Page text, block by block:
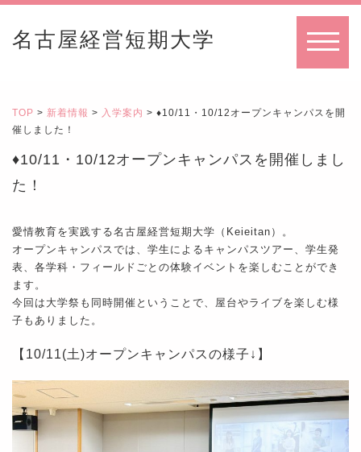
名古屋経営短期大学
TOP > 新着情報 > 入学案内 > ♦10/11・10/12オープンキャンパスを開
催しました！
♦10/11・10/12オープンキャンパスを開催しまし
た！
愛情教育を実践する名古屋経営短期大学（Keieitan）。
オープンキャンパスでは、学生によるキャンパスツアー、学生発
表、各学科・フィールドごとの体験イベントを楽しむことができ
ます。
今回は大学祭も同時開催ということで、屋台やライブを楽しむ様
子もありました。
【10/11(土)オープンキャンパスの様子↓】